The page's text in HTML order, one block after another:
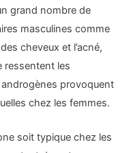
grand nombre de
masculines comme
cheveux et l’acné,
ressentent les
provoquent
chez les femmes.
soit typique chez les